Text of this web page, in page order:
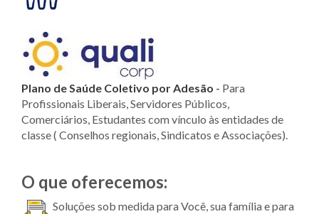
Plano de Saúde Coletivo por Adesão - Para
Profissionais Liberais, Servidores Públicos,
Comerciários, Estudantes com vínculo às entidades de
classe ( Conselhos regionais, Sindicatos e Associações).
O que oferecemos:
Soluções sob medida para Você, sua família e para